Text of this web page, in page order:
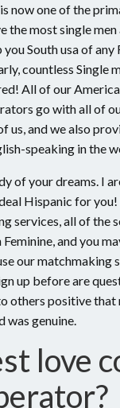
now one of the
the most single men
South usa of any
countless Single
All of our
go with all of
us, and we also
speaking in the
of your dreams. I
Hispanic for
services, all of the
Feminine, and you
our matchmaking
up before are
others positive
was genuine.
love